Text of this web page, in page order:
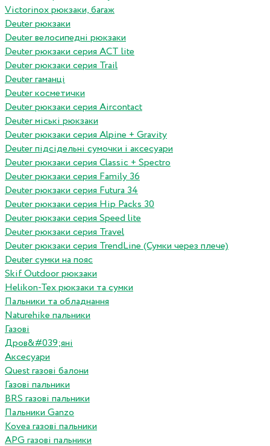
Victorinox рюкзаки, багаж
Deuter рюкзаки
Deuter велосипедні рюкзаки
Deuter рюкзаки серия ACT lite
Deuter рюкзаки серия Trail
Deuter гаманці
Deuter косметички
Deuter рюкзаки серия Aircontact
Deuter міські рюкзаки
Deuter рюкзаки серия Alpine + Gravity
Deuter підсідельні сумочки і аксесуари
Deuter рюкзаки серия Classic + Spectro
Deuter рюкзаки серия Family 36
Deuter рюкзаки серия Futura 34
Deuter рюкзаки серия Hip Packs 30
Deuter рюкзаки серия Speed lite
Deuter рюкзаки серия Travel
Deuter рюкзаки серия TrendLine (Сумки через плече)
Deuter сумки на пояс
Skif Outdoor рюкзаки
Helikon-Tex рюкзаки та сумки
Пальники та обладнання
Naturehike пальники
Газові
Дров&#039;яні
Аксесуари
Quest газові балони
Газові пальники
BRS газові пальники
Пальники Ganzo
Kovea газові пальники
APG газові пальники